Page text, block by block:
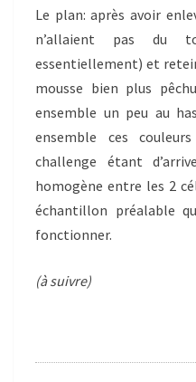
Le plan: après avoir
n’allaient pas du
essentiellement) et
mousse bien plus
ensemble un peu au
ensemble ces
challenge étant
homogène entre les 2
échantillon préalable
fonctionner.
(à suivre)